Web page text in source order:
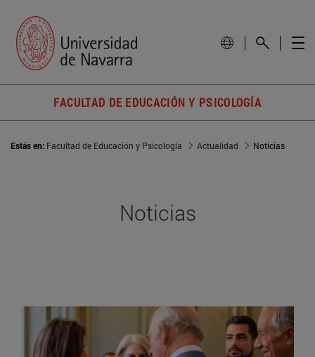
FACULTAD DE EDUCACIÓN Y PSICOLOGÍA
Estás en: Facultad de Educación y Psicología Actualidad Noticias
Noticias